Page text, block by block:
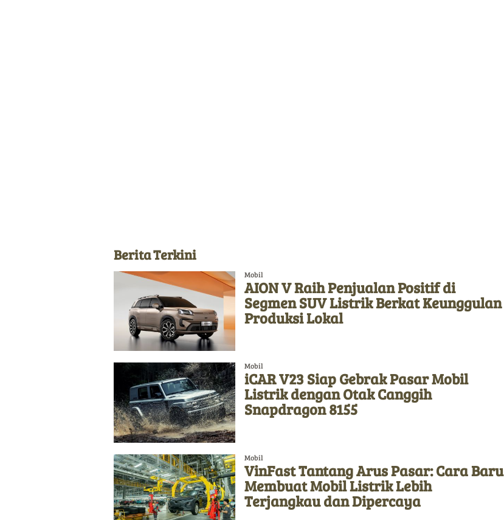
Berita Terkini
Mobil
AION V Raih Penjualan Positif di
Segmen SUV Listrik Berkat Keunggulan
Produksi Lokal
Mobil
iCAR V23 Siap Gebrak Pasar Mobil
Listrik dengan Otak Canggih
Snapdragon 8155
Mobil
VinFast Tantang Arus Pasar: Cara Baru
Membuat Mobil Listrik Lebih
Terjangkau dan Dipercaya